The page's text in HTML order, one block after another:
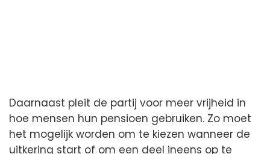
Daarnaast pleit de partij voor meer vrijheid in
hoe mensen hun pensioen gebruiken. Zo moet
het mogelijk worden om te kiezen wanneer de
uitkering start of om een deel ineens op te